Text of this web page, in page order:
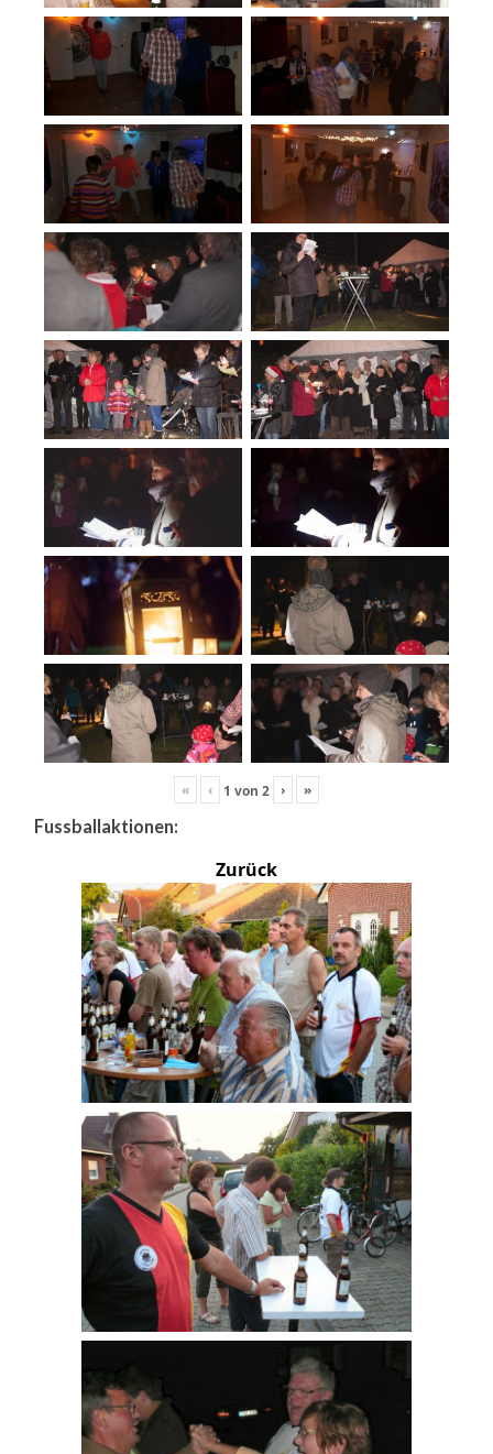
« ‹ 1 von 2 › »
Fussballaktionen:
Zurück